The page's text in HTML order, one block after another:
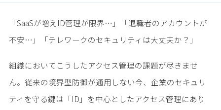
「SaaSが増えID管理が限界…」「退職者のアカウントが
不安…」「テレワークのセキュリティは大丈夫か？」
組織においてこうしたアクセス管理の課題が尽きませ
ん。従来の境界型防御が通用しない今、企業のセキュリ
ティを守る鍵は「ID」を中心としたアクセス管理にあり